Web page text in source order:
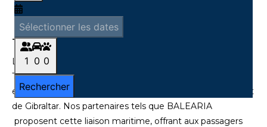
Traversée Malaga Tanger
La traversée maritime entre Malaga en Espagne et
Tanger au Maroc offre une expérience maritime
exceptionnelle, reliant deux pays voisins à travers le détroit
de Gibraltar. Nos partenaires tels que BALEARIA
proposent cette liaison maritime, offrant aux passagers